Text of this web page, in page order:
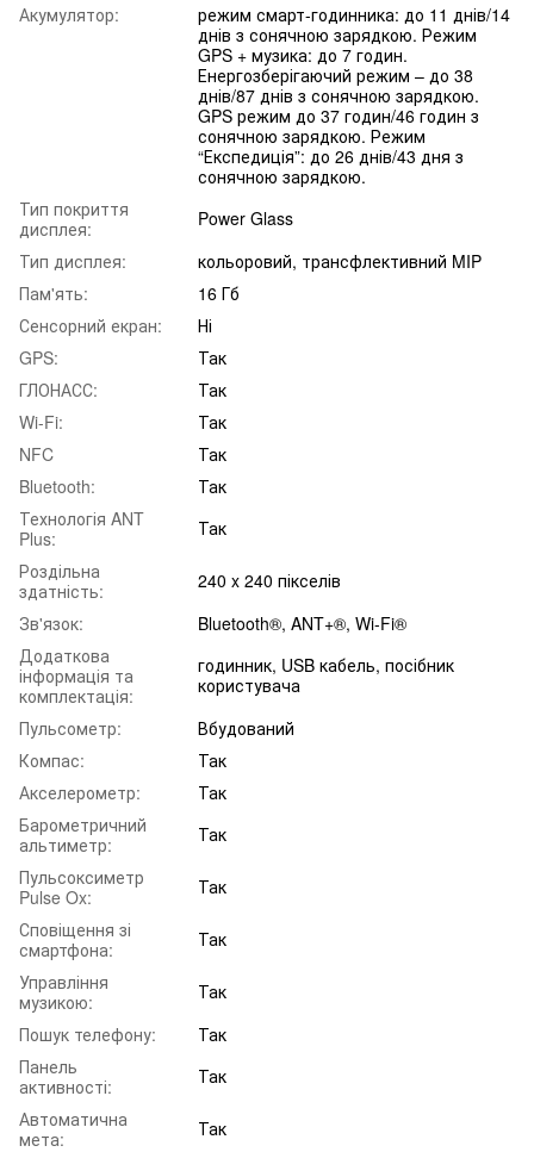
Акумулятор:
режим смарт-годинника: до 11 днів/14
днів з сонячною зарядкою. Режим
GPS + музика: до 7 годин.
Енергозберігаючий режим – до 38
днів/87 днів з сонячною зарядкою.
GPS режим до 37 годин/46 годин з
сонячною зарядкою. Режим
“Експедиція”: до 26 днів/43 дня з
сонячною зарядкою.
Тип покриття
дисплея:
Power Glass
Тип дисплея:
кольоровий, трансфлективний MIP
Пам'ять:
16 Гб
Сенсорний екран:
Ні
GPS:
Так
ГЛОНАСС:
Так
Wi-Fi:
Так
NFC
Так
Bluetooth:
Так
Технологія ANT
Plus:
Так
Роздільна
здатність:
240 x 240 пікселів
Зв'язок:
Bluetooth®, ANT+®, Wi-Fi®
Додаткова
інформація та
комплектація:
годинник, USB кабель, посібник
користувача
Пульсометр:
Вбудований
Компас:
Так
Акселерометр:
Так
Барометричний
альтиметр:
Так
Пульсоксиметр
Pulse Ox:
Так
Сповіщення зі
смартфона:
Так
Управління
музикою:
Так
Пошук телефону:
Так
Панель
активності:
Так
Автоматична
мета:
Так